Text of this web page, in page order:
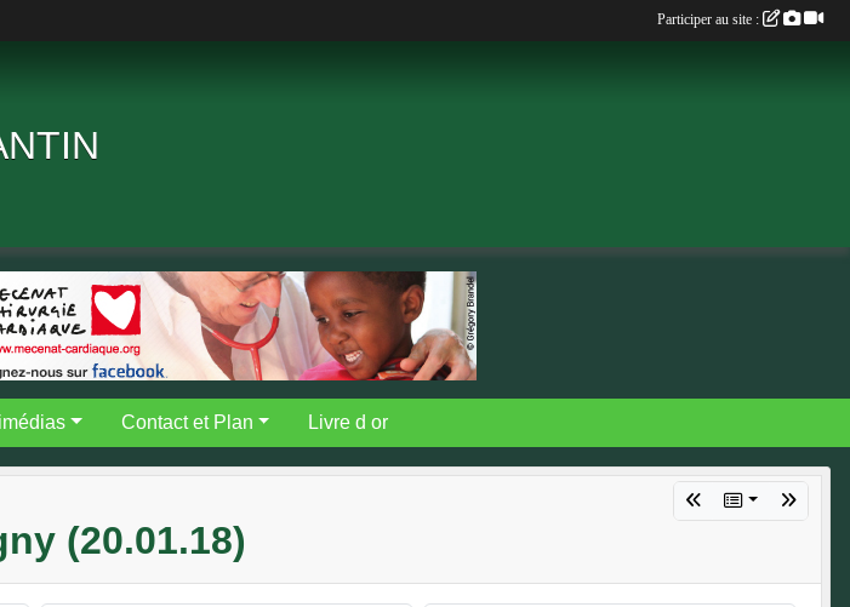
Contact et Plan Livre d or
(20.01.18)
Participer au site :